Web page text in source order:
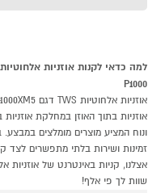
P1000
זמינות ושירות בלתי מתפשרים לצד
שוות לך פי אלף!